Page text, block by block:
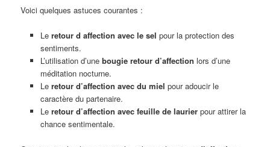
Voici quelques astuces courantes :
Le retour d affection avec le sel pour la protection des
sentiments.
L’utilisation d’une bougie retour d’affection lors d’une
méditation nocturne.
Le retour d’affection avec du miel pour adoucir le
caractère du partenaire.
Le retour d’affection avec feuille de laurierpour attirer la
chance sentimentale.